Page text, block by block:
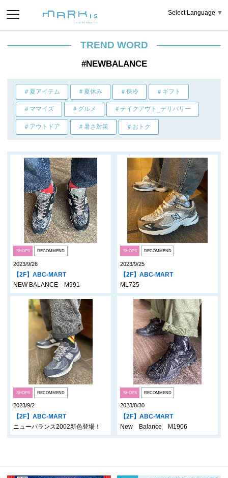
Select Language ▼
TREND WORD
#NEWBALANCE
＃夏アイテム ＃夏休み ＃保冷 ＃ギフト
＃ママイズ ＃グルメ ＃テイクアウト_デリバリー
＃アウトドア ＃暑さ対策 ＃おトク
SHOPS RECOMMEND
2023/9/26
【2F】ABC-MART
NEW BALANCE M991
SHOPS RECOMMEND
2023/9/25
【2F】ABC-MART
ML725
SHOPS RECOMMEND
2023/9/2
【2F】ABC-MART
ニューバランス2002新色登場！
SHOPS RECOMMEND
2023/8/30
【2F】ABC-MART
New Balance M1906